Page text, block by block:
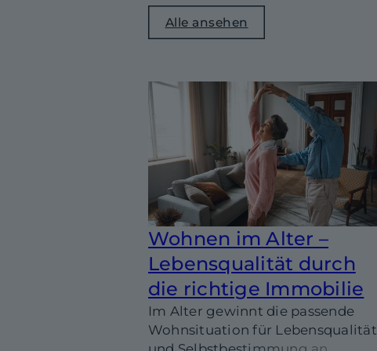
Alle ansehen
Wohnen im Alter –
Lebensqualität durch
die richtige Immobilie
Im Alter gewinnt die passende
Wohnsituation für Lebensqualität